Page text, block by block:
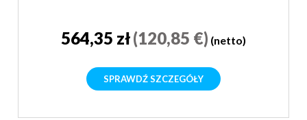
564,35 zł(120,85 €) (netto)
SPRAWDŹ SZCZEGÓŁY